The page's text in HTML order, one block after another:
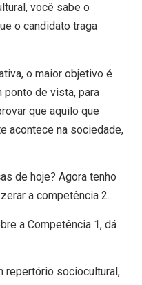
você sabe o
o candidato traga
o maior objetivo é
ponto de vista, para
que aquilo que
acontece na sociedade,
de hoje? Agora tenho
a competência 2.
a Competência 1, dá
repertório sociocultural,